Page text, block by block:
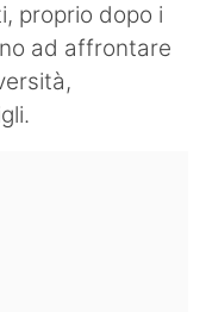
proprio dopo i
ad affrontare